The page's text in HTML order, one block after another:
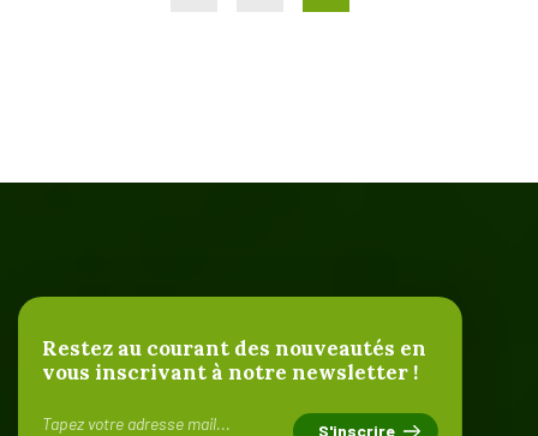
Restez au courant des nouveautés en
vous inscrivant à notre newsletter !